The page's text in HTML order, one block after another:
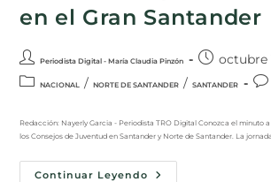
en el Gran Santander
Periodista Digital - María Claudia Pinzón octubre
NACIONAL / NORTE DE SANTANDER / SANTANDER
Redacción: Nayerly Garcia - Periodista TRO Digital Conozca el minuto
los Consejos de Juventud en Santander y Norte de Santander. La
Continuar Leyendo